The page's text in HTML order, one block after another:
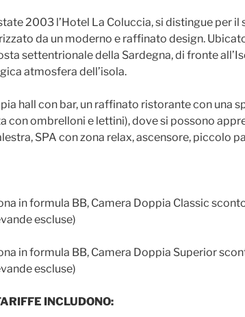
2003 l’Hotel La Coluccia, si distingue per
da un moderno e raffinato design.
settentrionale della Sardegna, di fronte
atmosfera dell’isola.
hall con bar, un raffinato ristorante con una
con ombrelloni e lettini), dove si possono
SPA con zona relax, ascensore, piccolo
in formula BB, Camera Doppia Classic
escluse)
in formula BB, Camera Doppia Superior
escluse)
INCLUDONO: